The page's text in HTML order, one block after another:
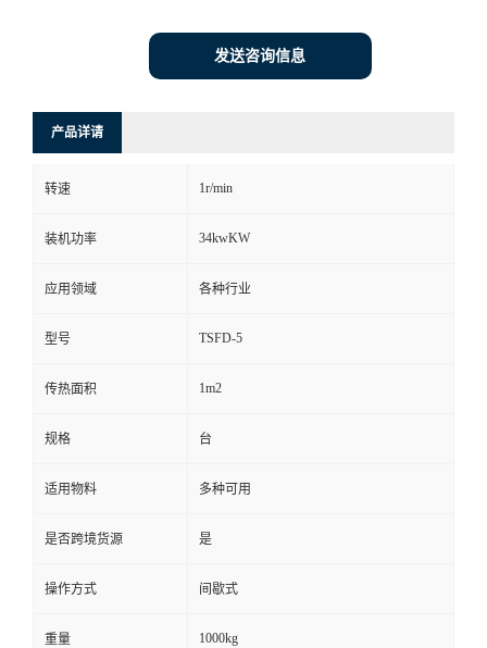
发送咨询信息
产品详请
转速 1r/min
装机功率 34kwKW
应用领域 各种行业
型号 TSFD-5
传热面积 1m2
规格 台
适用物料 多种可用
是否跨境货源 是
操作方式 间歇式
重量 1000kg